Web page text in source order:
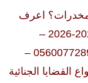
اعرف
ذلك من خلال أشهر محامي في جدة 2025-2026 –
المحامي مؤيد آل إسحاق. رقم تليفون:0560077289 –
القضايا الجنائية